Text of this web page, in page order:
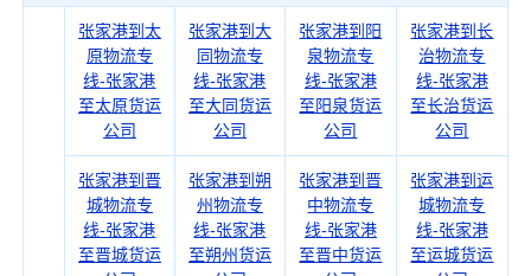
张家港到太
原物流专
线-张家港
至太原货运
公司
张家港到大
同物流专
线-张家港
至大同货运
公司
张家港到阳
泉物流专
线-张家港
至阳泉货运
公司
张家港到长
治物流专
线-张家港
至长治货运
公司
张家港到晋
城物流专
线-张家港
至晋城货运
张家港到朔
州物流专
线-张家港
至朔州货运
张家港到晋
中物流专
线-张家港
至晋中货运
张家港到运
城物流专
线-张家港
至运城货运